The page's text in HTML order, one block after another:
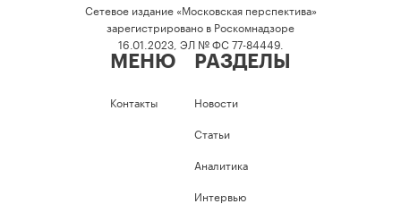
Сетевое издание «Московская перспектива»
зарегистрировано в Роскомнадзоре
16.01.2023, ЭЛ № ФС 77-84449.
МЕНЮ
Контакты
РАЗДЕЛЫ
Новости
Статьи
Аналитика
Интервью